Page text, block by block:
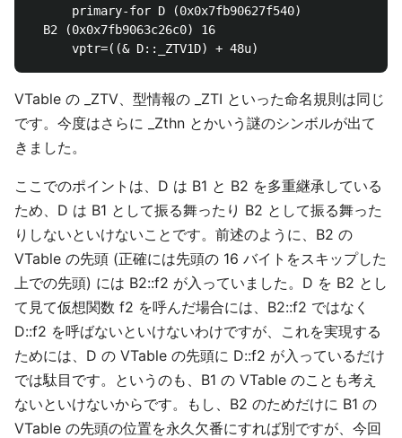
      primary-for D (0x0x7fb90627f540)
  B2 (0x0x7fb9063c26c0) 16
VTable の _ZTV、型情報の _ZTI といった命名規則は同じ
です。今度はさらに _Zthn とかいう謎のシンボルが出て
きました。
ここでのポイントは、D は B1 と B2 を多重継承している
ため、D は B1 として振る舞ったり B2 として振る舞った
りしないといけないことです。前述のように、B2 の
VTable の先頭 (正確には先頭の 16 バイトをスキップした
上での先頭) には B2::f2 が入っていました。D を B2 とし
て見て仮想関数 f2 を呼んだ場合には、B2::f2 ではなく
D::f2 を呼ばないといけないわけですが、これを実現する
ためには、D の VTable の先頭に D::f2 が入っているだけ
では駄目です。というのも、B1 の VTable のことも考え
ないといけないからです。もし、B2 のためだけに B1 の
VTable の先頭の位置を永久欠番にすれば別ですが、今回